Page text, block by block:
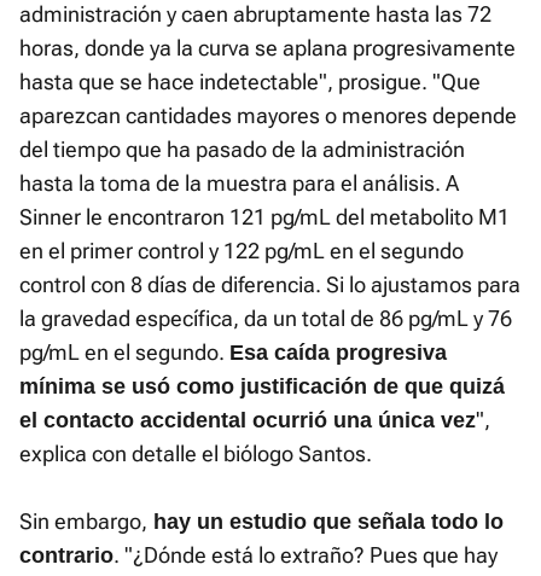
administración y caen abruptamente hasta las 72
horas, donde ya la curva se aplana progresivamente
hasta que se hace indetectable", prosigue. "Que
aparezcan cantidades mayores o menores depende
del tiempo que ha pasado de la administración
hasta la toma de la muestra para el análisis. A
Sinner le encontraron 121 pg/mL del metabolito M1
en el primer control y 122 pg/mL en el segundo
control con 8 días de diferencia. Si lo ajustamos para
la gravedad específica, da un total de 86 pg/mL y 76
pg/mL en el segundo. Esa caída progresiva
mínima se usó como justificación de que quizá
el contacto accidental ocurrió una única vez",
explica con detalle el biólogo Santos.
Sin embargo, hay un estudio que señala todo lo
contrario. "¿Dónde está lo extraño? Pues que hay